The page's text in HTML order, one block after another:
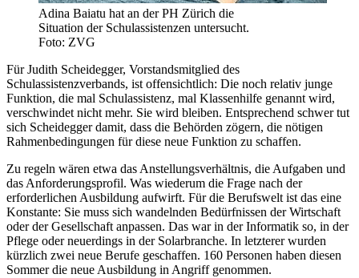
Adina Baiatu hat an der PH Zürich die
Situation der Schulassistenzen untersucht.
Foto: ZVG
Für Judith Scheidegger, Vorstandsmitglied des
Schulassistenzverbands, ist offensichtlich: Die noch relativ junge
Funktion, die mal Schulassistenz, mal Klassenhilfe genannt wird,
verschwindet nicht mehr. Sie wird bleiben. Entsprechend schwer tut
sich Scheidegger damit, dass die Behörden zögern, die nötigen
Rahmenbedingungen für diese neue Funktion zu schaffen.
Zu regeln wären etwa das Anstellungsverhältnis, die Aufgaben und
das Anforderungsprofil. Was wiederum die Frage nach der
erforderlichen Ausbildung aufwirft. Für die Berufswelt ist das eine
Konstante: Sie muss sich wandelnden Bedürfnissen der Wirtschaft
oder der Gesellschaft anpassen. Das war in der Informatik so, in der
Pflege oder neuerdings in der Solarbranche. In letzterer wurden
kürzlich zwei neue Berufe geschaffen. 160 Personen haben diesen
Sommer die neue Ausbildung in Angriff genommen.